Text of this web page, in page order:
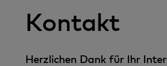
Kontakt
Herzlichen Dank für Ihr